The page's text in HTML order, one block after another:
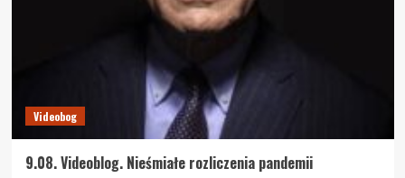
Videobog
9.08. Videoblog. Nieśmiałe rozliczenia pandemii